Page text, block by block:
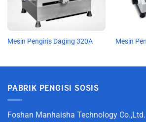
Mesin Pengiris Daging 320A Mesin
PABRIK PENGISI SOSIS
Foshan Manhaisha Technology